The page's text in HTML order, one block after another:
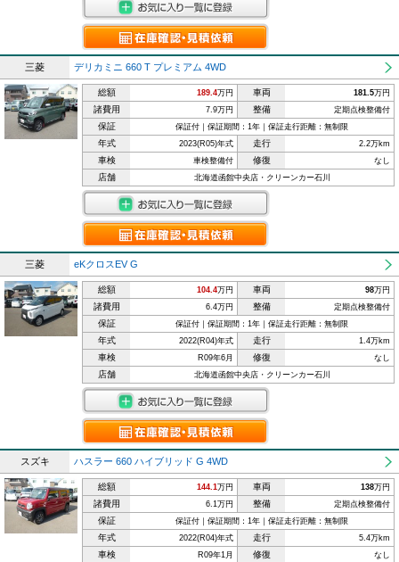
三菱 デリカミニ 660 T プレミアム 4WD
総額 189.4万円 車両 181.5万円
諸費用 7.9万円 整備 定期点検整備付
保証 保証付｜保証期間：1年｜保証走行距離：無制限
年式 2023(R05)年式 走行 2.2万km
車検 車検整備付 修復 なし
店舗 北海道函館中央店・クリーンカー石川
三菱 eKクロスEV G
総額 104.4万円 車両 98万円
諸費用 6.4万円 整備 定期点検整備付
保証 保証付｜保証期間：1年｜保証走行距離：無制限
年式 2022(R04)年式 走行 1.4万km
車検 R09年6月 修復 なし
店舗 北海道函館中央店・クリーンカー石川
スズキ ハスラー 660 ハイブリッド G 4WD
総額 144.1万円 車両 138万円
諸費用 6.1万円 整備 定期点検整備付
保証 保証付｜保証期間：1年｜保証走行距離：無制限
年式 2022(R04)年式 走行 5.4万km
車検 R09年1月 修復 なし